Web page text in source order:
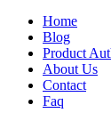
Home
Blog
Product
About Us
Contact
Faq